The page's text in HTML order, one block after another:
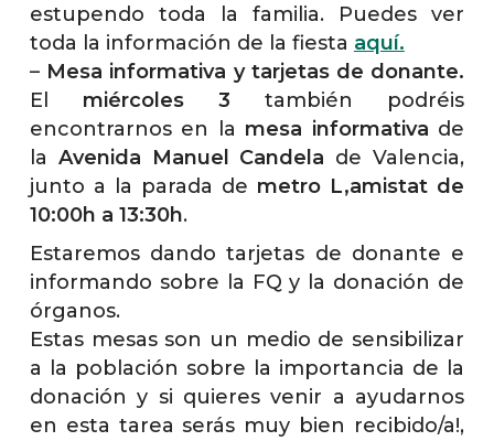
estupendo toda la familia. Puedes ver
toda la información de la fiesta aquí.
– Mesa informativa y tarjetas de donante.
El miércoles 3 también podréis
encontrarnos en la mesa informativa de
la Avenida Manuel Candela de Valencia,
junto a la parada de metro L,amistat de
10:00h a 13:30h.
Estaremos dando tarjetas de donante e
informando sobre la FQ y la donación de
órganos.
Estas mesas son un medio de sensibilizar
a la población sobre la importancia de la
donación y si quieres venir a ayudarnos
en esta tarea serás muy bien recibido/a!,